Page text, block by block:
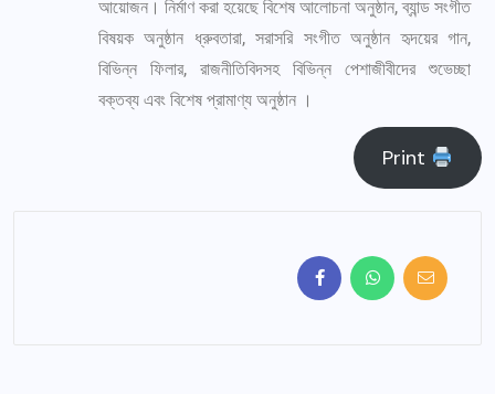
আয়োজন। নির্মাণ করা হয়েছে বিশেষ আলোচনা অনুষ্ঠান, ব্যান্ড সংগীত
বিষয়ক অনুষ্ঠান ধ্রুবতারা, সরাসরি সংগীত অনুষ্ঠান হৃদয়ের গান,
বিভিন্ন ফিলার, রাজনীতিবিদসহ বিভিন্ন পেশাজীবীদের শুভেচ্ছা
বক্তব্য এবং বিশেষ প্রামাণ্য অনুষ্ঠান ।
Print